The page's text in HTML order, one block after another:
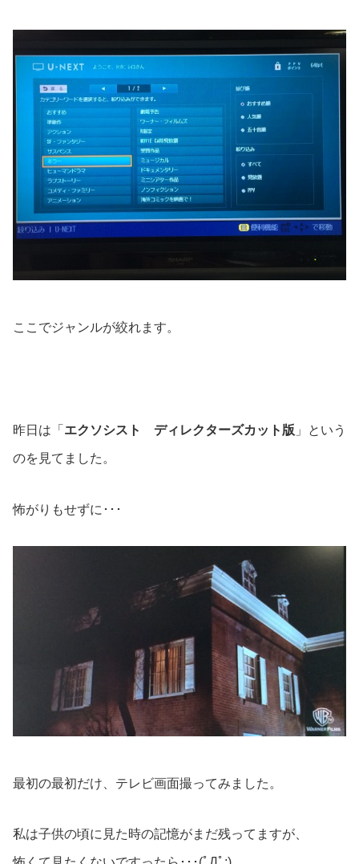
ここでジャンルが絞れます。
昨日は「 エクソシスト ディレクターズカット版 」という
のを見てました。
怖がりもせずに･･･
最初の最初だけ、テレビ画面撮ってみました。
私は子供の頃に見た時の記憶がまだ残ってますが、